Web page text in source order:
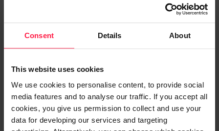
Consent Details About
This website uses cookies
We use cookies to personalise content, to provide social
media features and to analyse our traffic. If you accept all
cookies, you give us permission to collect and use your
data for developing our services and targeting
Jos DoS-hyökkäys kaataa ESB:n, kyse on
taas enemmän osaamattomuudesta ja
huonosta toteutuksesta kuin teknologiasta.
ESB-ratkaisuissa on sisäänrakennettuna